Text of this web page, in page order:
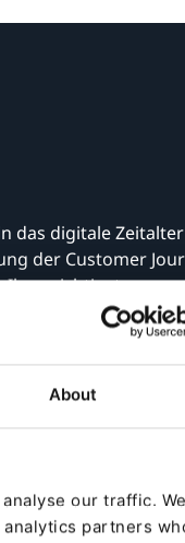
About
our traffic. We
partners
das digitale
der Customer
Ihre wichtigsten
E-Commerce